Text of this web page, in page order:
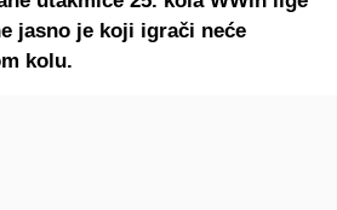
jasno je koji igrači neće
kolu.